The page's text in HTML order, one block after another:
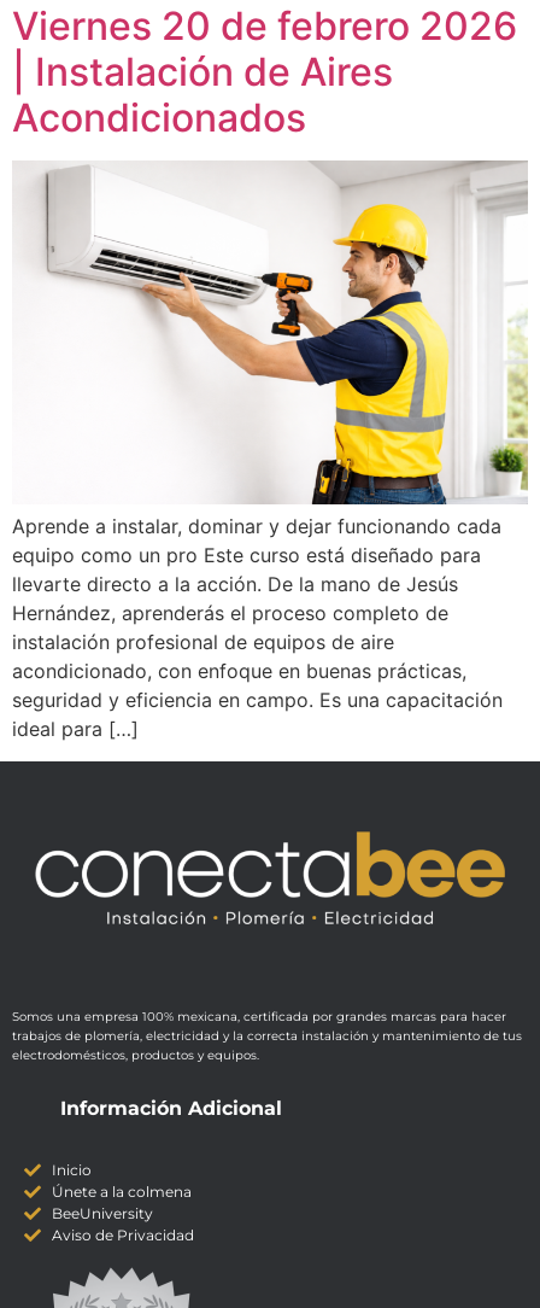
Viernes 20 de febrero 2026
| Instalación de Aires
Acondicionados
Aprende a instalar, dominar y dejar funcionando cada
equipo como un pro Este curso está diseñado para
llevarte directo a la acción. De la mano de Jesús
Hernández, aprenderás el proceso completo de
instalación profesional de equipos de aire
acondicionado, con enfoque en buenas prácticas,
seguridad y eficiencia en campo. Es una capacitación
ideal para […]
Somos una empresa 100% mexicana, certificada por grandes marcas para hacer
trabajos de plomería, electricidad y la correcta instalación y mantenimiento de tus
electrodomésticos, productos y equipos.
Información Adicional
Inicio
Únete a la colmena
BeeUniversity
Aviso de Privacidad